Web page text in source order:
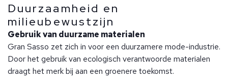
Duurzaamheid en
milieubewustzijn
Gebruik van duurzame materialen
Gran Sasso zet zich in voor een duurzamere mode-industrie.
Door het gebruik van ecologisch verantwoorde materialen
draagt het merk bij aan een groenere toekomst.